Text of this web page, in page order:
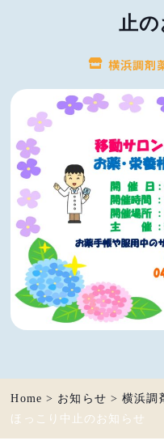
止
横浜調剤
Home > お知らせ >横浜調
ほっこり中止のお知らせ